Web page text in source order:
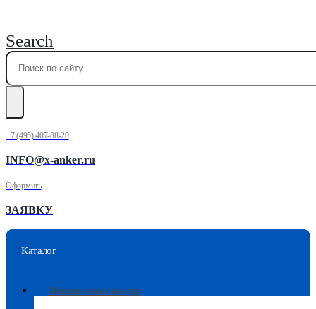
Search
+7 (495) 407-88-20
INFO@x-anker.ru
Оформить
ЗАЯВКУ
Каталог
Механические анкера